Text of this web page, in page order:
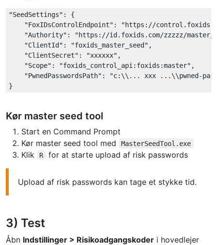
"SeedSettings" : {
"FoxIDsControlEndpoint" :
"https://
"Authority" :
"https://id.foxids.com/zzzzz/master/
"ClientId" : "foxids_master_seed" ,
"ClientSecret" : "xxxxxx" ,
"Scope" : "foxids_control_api:foxids:master" ,
"PwnedPasswordsPath" :
"c:\\... xxx ...\\pwned-
Kør master seed tool
Start en Command Prompt
Kør master seed tool med
MasterSeedTool.exe
Klik R for at starte upload af risk passwords
Upload af risk passwords kan tage et stykke tid.
3) Test
Åbn Indstillinger > Risikoadgangskoder i hovedlejer